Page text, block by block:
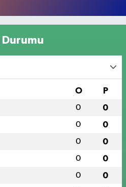
Durumu
O P
0 0
0 0
0 0
0 0
0 0